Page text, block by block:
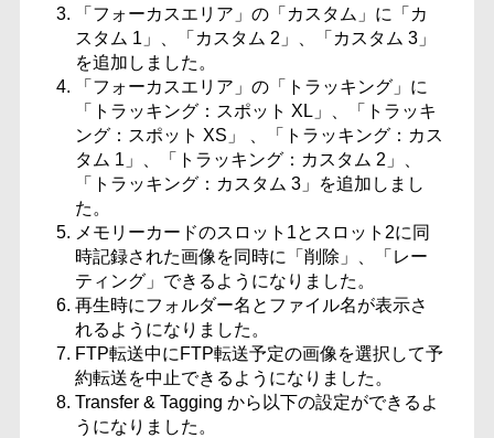
「フォーカスエリア」の「カスタム」に「カ
スタム 1」、「カスタム 2」、「カスタム 3」
を追加しました。
「フォーカスエリア」の「トラッキング」に
「トラッキング：スポット XL」、「トラッキ
ング：スポット XS」 、「トラッキング：カス
タム 1」、「トラッキング：カスタム 2」、
「トラッキング：カスタム 3」を追加しまし
た。
メモリーカードのスロット1とスロット2に同
時記録された画像を同時に「削除」、「レー
ティング」できるようになりました。
再生時にフォルダー名とファイル名が表示さ
れるようになりました。
FTP転送中にFTP転送予定の画像を選択して予
約転送を中止できるようになりました。
Transfer & Tagging から以下の設定ができるよ
うになりました。